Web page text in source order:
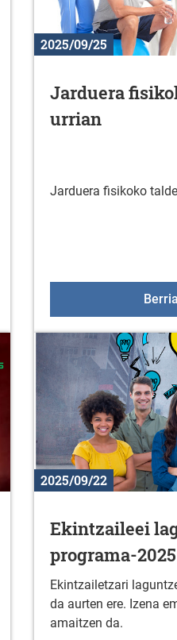
grafikoak diseinatzea eta
2025/09/25
Jarduera
urrian
Jarduera fisikoko
2025/09/22
Ekintzaileei
programa-2025
Ekintzailetzari
da aurten ere. Izena
amaitzen da.